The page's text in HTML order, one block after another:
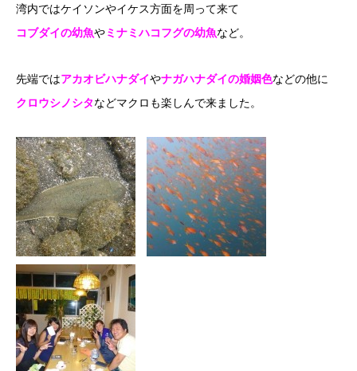
湾内ではケイソンやイケス方面を周って来て
コブダイの幼魚やミナミハコフグの幼魚など。
先端ではアカオビハナダイやナガハナダイの婚姻色などの他に
クロウシノシタなどマクロも楽しんで来ました。